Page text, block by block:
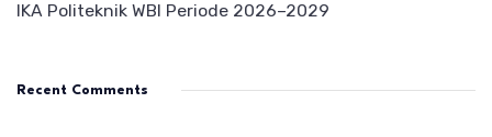
IKA Politeknik WBI Periode 2026–2029
Recent Comments